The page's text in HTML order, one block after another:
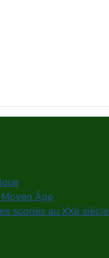
Âge
scories au XXe siècle